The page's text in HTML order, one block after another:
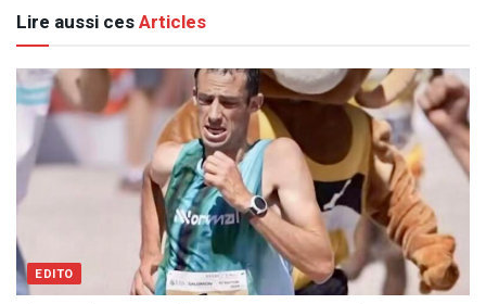
Lire aussi cesArticles
EDITO